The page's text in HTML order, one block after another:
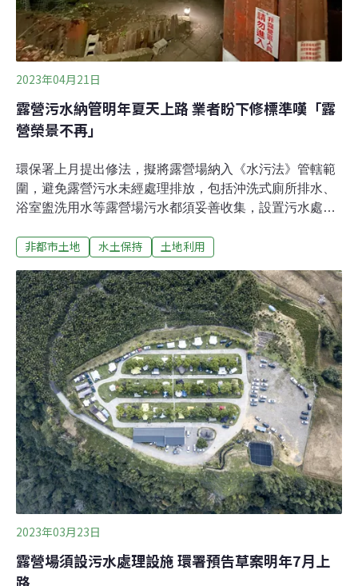
2023年04月21日
露營污水納管明年夏天上路 業者盼下修標準嘆「露
營榮景不再」
環保署上月提出修法，擬將露營場納入《水污法》管轄範
圍，避免露營污水未經處理排放，包括沖洗式廁所排水、
浴室盥洗用水等露營場污水都須妥善收集，設置污水處理
（21日）環保署舉行「禁止足使水污染行為」修正草案研
準過高，露營場並不是天天客滿，「露營榮景不再」，希
望下修污水處理量標準。露營場須設污水處理設施 2024年
7月1日生效近年露營活動人數增加，為避免露營產生的污
水未經處理就排放至水體，環保署3月預告修正「禁止足
使水污染行為」草案，規定露營場沖洗式廁所排水及生活
雜排水應納入污水下水道系統、集中處理場、或委託廢水
代處理業處理，規範對象為水污染管制區內的露營場，預
計2024年7月1日上路。環保署水保處科長李美慧說明，露
營場可能的水污染來源有廁所排泄物、浴室盥洗用水、洗
手台洗滌水等，污水性質類似生
非都市土地 水土保持 土地利用
2023年03月23日
露營場須設污水處理設施 環署預告草案明年7月上
路